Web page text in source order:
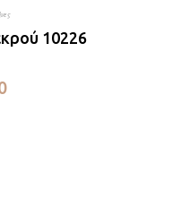
10226